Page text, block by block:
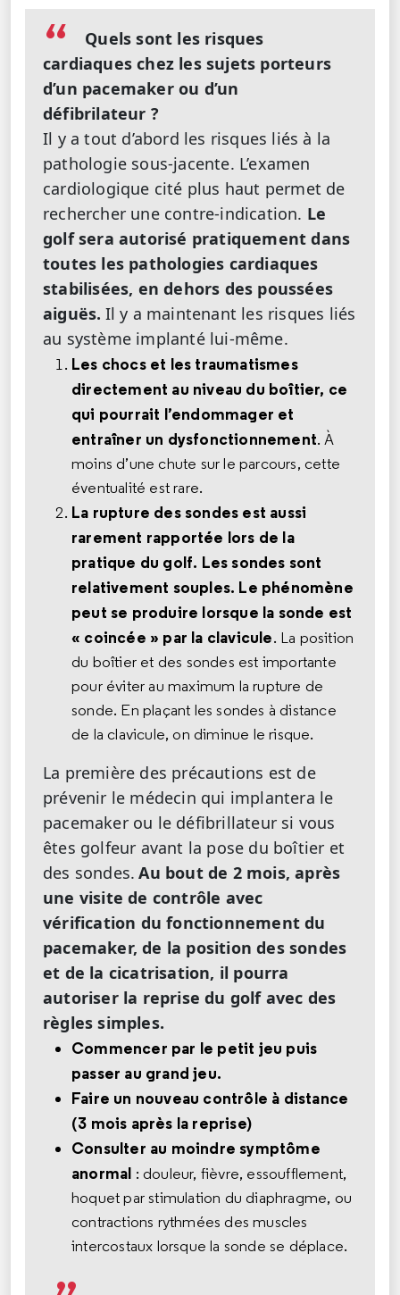
Quels sont les risques
cardiaques chez les sujets porteurs
d’un pacemaker ou d’un
défibrilateur ?
Il y a tout d’abord les risques liés à la
pathologie sous-jacente. L’examen
cardiologique cité plus haut permet de
rechercher une contre-indication. Le
golf sera autorisé pratiquement dans
toutes les pathologies cardiaques
stabilisées, en dehors des poussées
aiguës. Il y a maintenant les risques liés
au système implanté lui-même.
Les chocs et les traumatismes
directement au niveau du boîtier, ce
qui pourrait l’endommager et
entraîner un dysfonctionnement. À
moins d’une chute sur le parcours, cette
éventualité est rare.
La rupture des sondes est aussi
rarement rapportée lors de la
pratique du golf. Les sondes sont
relativement souples. Le phénomène
peut se produire lorsque la sonde est
« coincée » par la clavicule. La position
du boîtier et des sondes est importante
pour éviter au maximum la rupture de
sonde. En plaçant les sondes à distance
de la clavicule, on diminue le risque.
La première des précautions est de
prévenir le médecin qui implantera le
pacemaker ou le défibrillateur si vous
êtes golfeur avant la pose du boîtier et
des sondes. Au bout de 2 mois, après
une visite de contrôle avec
vérification du fonctionnement du
pacemaker, de la position des sondes
et de la cicatrisation, il pourra
autoriser la reprise du golf avec des
règles simples.
Commencer par le petit jeu puis
passer au grand jeu.
Faire un nouveau contrôle à distance
(3 mois après la reprise)
Consulter au moindre symptôme
anormal : douleur, fièvre, essoufflement,
hoquet par stimulation du diaphragme, ou
contractions rythmées des muscles
intercostaux lorsque la sonde se déplace.